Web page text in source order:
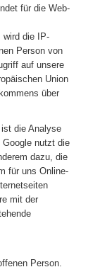
für die Web-
wird die IP-
Person von
auf unsere
Union
über
die Analyse
nutzt die
dazu, die
für uns Online-
mit der
Person.